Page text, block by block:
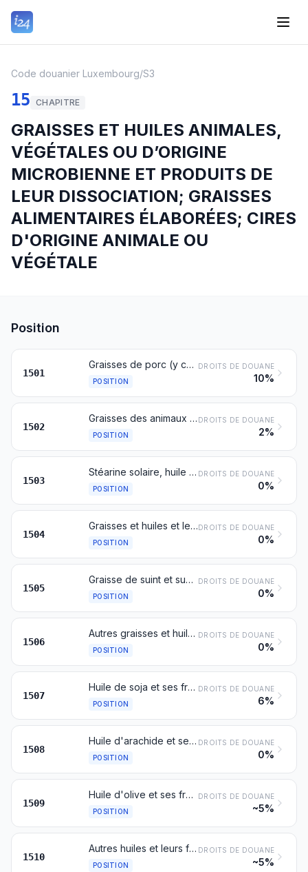
Code douanier Luxembourg/S3
15 CHAPITRE
GRAISSES ET HUILES ANIMALES,
VÉGÉTALES OU D’ORIGINE
MICROBIENNE ET PRODUITS DE
LEUR DISSOCIATION; GRAISSES
ALIMENTAIRES ÉLABORÉES; CIRES
D'ORIGINE ANIMALE OU
VÉGÉTALE
Position
1501
Graisses de porc (y compris le saindoux) et graisses de volailles, autres que celles du no 0209 ou du no 1503
POSITION
DROITS DE DOUANE
10%
1502
Graisses des animaux des espèces bovine, ovine ou caprine, autres que celles du no 1503
POSITION
DROITS DE DOUANE
2%
1503
Stéarine solaire, huile de saindoux, oléostéarine, oléomargarine et huile de suif, non émulsionnées, ni mélangées ni autrement préparées
POSITION
DROITS DE DOUANE
0%
1504
Graisses et huiles et leurs fractions, de poissons ou de mammifères marins, même raffinées, mais non chimiquement modifiées
POSITION
DROITS DE DOUANE
0%
1505
Graisse de suint et substances grasses dérivées, y compris la lanoline
POSITION
DROITS DE DOUANE
0%
1506
Autres graisses et huiles animales et leurs fractions, même raffinées, mais non chimiquement modifiées
POSITION
DROITS DE DOUANE
0%
1507
Huile de soja et ses fractions, même raffinées, mais non chimiquement modifiées
POSITION
DROITS DE DOUANE
6%
1508
Huile d'arachide et ses fractions, même raffinées, mais non chimiquement modifiées
POSITION
DROITS DE DOUANE
0%
1509
Huile d'olive et ses fractions, même raffinées, mais non chimiquement modifiées
POSITION
DROITS DE DOUANE
~5%
1510
Autres huiles et leurs fractions, obtenues exclusivement à partir d'olives, même raffinées, mais non chimiquement modifiées et mélanges de ces huiles ou fractions avec des huiles ou fractions du no 1509
POSITION
DROITS DE DOUANE
~5%